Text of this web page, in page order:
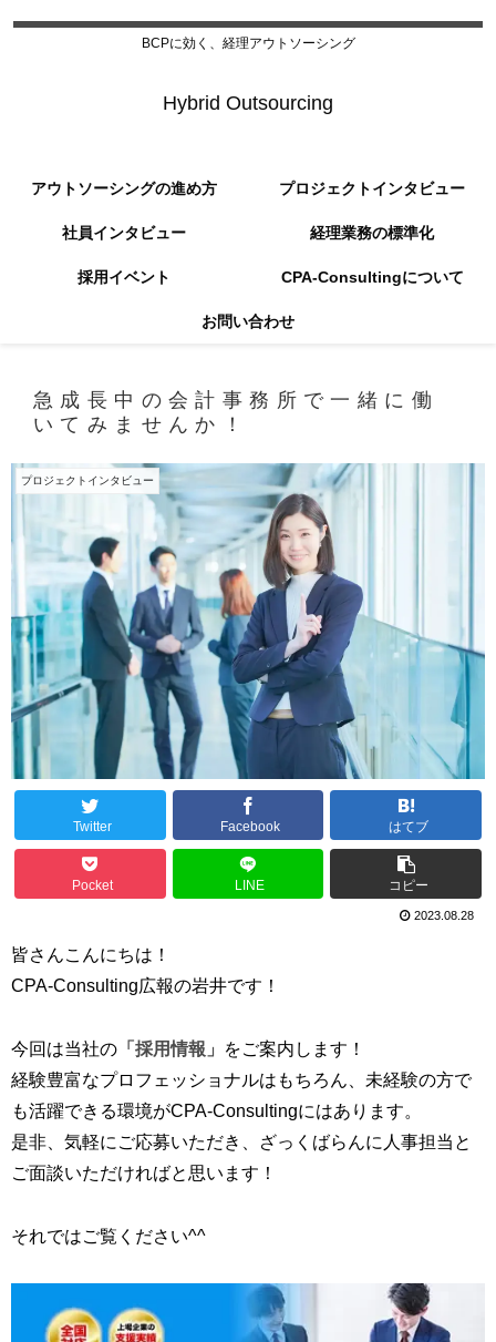
BCPに効く、経理アウトソーシング
Hybrid Outsourcing
アウトソーシングの進め方 プロジェクトインタビュー
社員インタビュー 経理業務の標準化
採用イベント CPA-Consultingについて
お問い合わせ
急成長中の会計事務所で一緒に働
いてみませんか！
プロジェクトインタビュー
Twitter Facebook はてブ
Pocket LINE コピー
2023.08.28
皆さんこんにちは！
CPA-Consulting広報の岩井です！
今回は当社の 「採用情報」
をご案内します！
経験豊富なプロフェッショナルはもちろん、未経験の方で
も活躍できる環境がCPA-Consultingにはあります。
是非、気軽にご応募いただき、ざっくばらんに人事担当と
ご面談いただければと思います！
それではご覧ください^^